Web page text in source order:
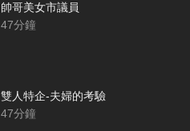
帥哥美女市議員
47分鐘
雙人特企-夫婦的考驗
47分鐘